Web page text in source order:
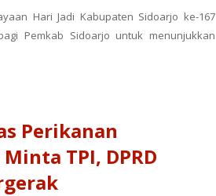
Hari Jadi Kabupaten Sidoarjo ke-167
Pemkab Sidoarjo untuk menunjukkan
Perikanan
TPI, DPRD